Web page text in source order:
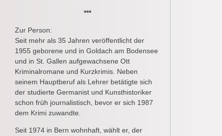
***
Zur Person:
Seit mehr als 35 Jahren veröffentlicht der
1955 geborene und in Goldach am Bodensee
und in St. Gallen aufgewachsene Ott
Kriminalromane und Kurzkrimis. Neben
seinem Hauptberuf als Lehrer betätigte sich
der studierte Germanist und Kunsthistoriker
schon früh journalistisch, bevor er sich 1987
dem Krimi zuwandte.
Seit 1974 in Bern wohnhaft, wählt er, der